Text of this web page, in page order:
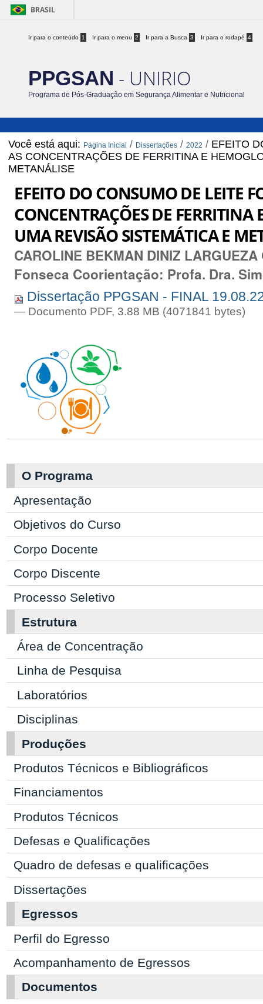
BRASIL
Ir para o conteúdo 1 Ir para o menu 2 Ir para a Busca 3 Ir para o rodapé 4
PPGSAN - UNIRIO
Programa de Pós-Graduação em Segurança Alimentar e Nutricional
Você está aqui: Página Inicial / Dissertações /2022 / EFEITO
AS CONCENTRAÇÕES DE FERRITINA E
METANÁLISE
EFEITO DO CONSUMO DE LEITE
CONCENTRAÇÕES DE
UMA REVISÃO SISTEMÁTICA E
CAROLINE BEKMAN DINIZ
Fonseca Coorientação: Profa. Dra.
Dissertação PPGSAN - FINAL
— Documento PDF, 3.88 MB (4071841 bytes)
O Programa
Apresentação
Objetivos do Curso
Corpo Docente
Corpo Discente
Processo Seletivo
Estrutura
Área de Concentração
Linha de Pesquisa
Laboratórios
Disciplinas
Produções
Produtos Técnicos e Bibliográficos
Financiamentos
Produtos Técnicos
Defesas e Qualificações
Quadro de defesas e qualificações
Dissertações
Egressos
Perfil do Egresso
Acompanhamento de Egressos
Documentos